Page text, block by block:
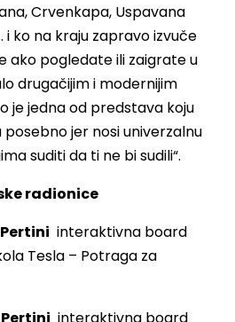
Crvenkapa, Uspavana
ko na kraju zapravo izvuče
ako pogledate ili zaigrate u
drugačijim i modernijim
je jedna od predstava koju
jer nosi univerzalnu
suditi da ti ne bi sudili“.
radionice
interaktivna board
Tesla – Potraga za